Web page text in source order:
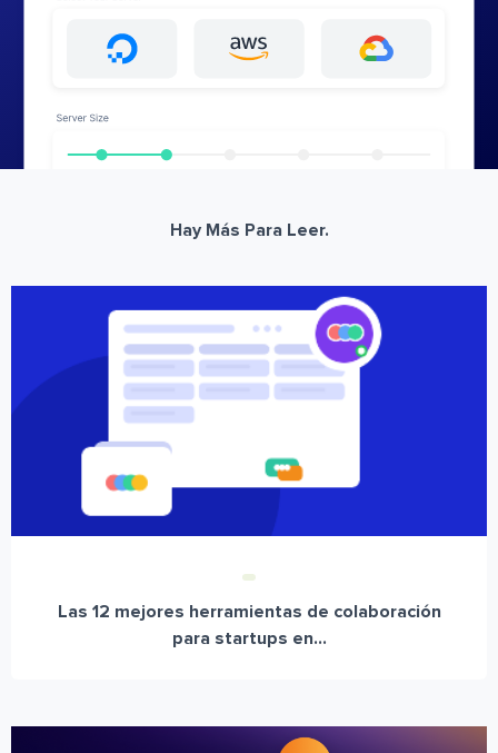
Hay Más Para Leer.
Las 12 mejores herramientas de colaboración
para startups en...